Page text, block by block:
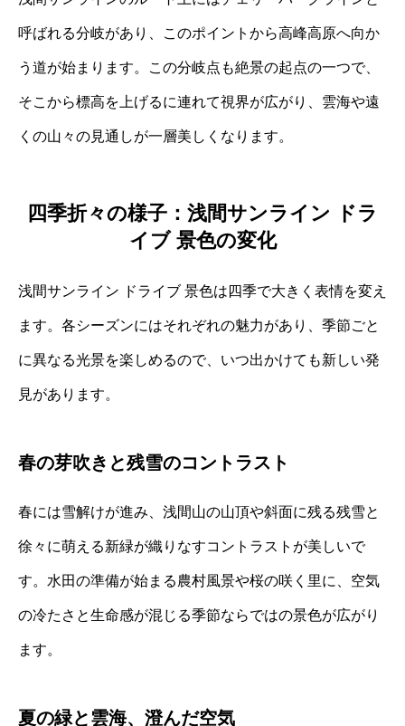
呼ばれる分岐があり、このポイントから高峰高原へ向か
う道が始まります。この分岐点も絶景の起点の一つで、
そこから標高を上げるに連れて視界が広がり、雲海や遠
くの山々の見通しが一層美しくなります。
四季折々の様子：浅間サンライン ドラ
イブ 景色の変化
浅間サンライン ドライブ 景色は四季で大きく表情を変え
ます。各シーズンにはそれぞれの魅力があり、季節ごと
に異なる光景を楽しめるので、いつ出かけても新しい発
見があります。
春の芽吹きと残雪のコントラスト
春には雪解けが進み、浅間山の山頂や斜面に残る残雪と
徐々に萌える新緑が織りなすコントラストが美しいで
す。水田の準備が始まる農村風景や桜の咲く里に、空気
の冷たさと生命感が混じる季節ならではの景色が広がり
ます。
夏の緑と雲海、澄んだ空気